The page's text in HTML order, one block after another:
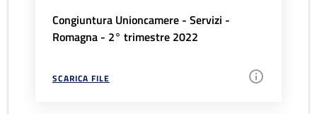
Congiuntura Unioncamere - Servizi -
Romagna - 2° trimestre 2022
SCARICA FILE